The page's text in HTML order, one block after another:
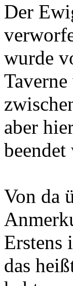
Der
wurde
aber
beendet
Von da
Erstens
das